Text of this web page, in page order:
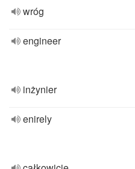
wróg
engineer
inżynier
enirely